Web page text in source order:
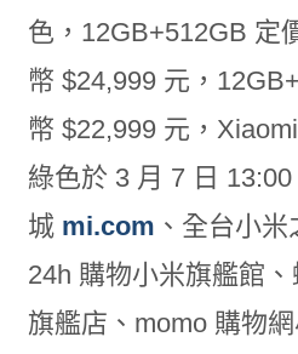
色， 12GB+512GB 定
幣 $24,999 元，
幣 $22,999 元，
綠色於 3 月 7 日 13:00
城 mi.com 、全台小米
24h 購物小米旗艦館
旗艦店、 momo 購物